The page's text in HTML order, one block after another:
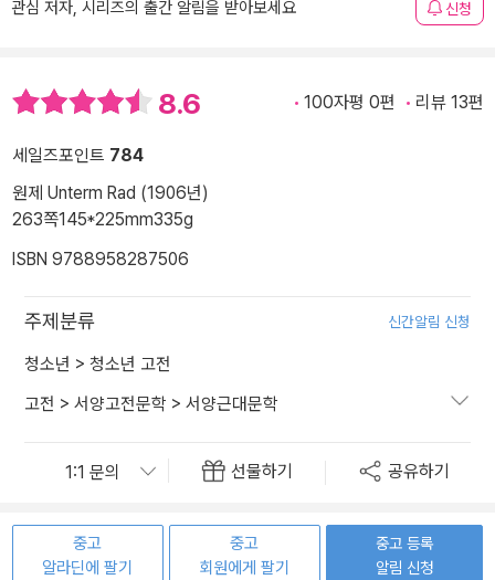
관심 저자, 시리즈의 출간 알림을 받아보세요 신청
8.6 100자평 0편 리뷰 13편
세일즈포인트 784
원제 Unterm Rad (1906년)
263쪽145*225mm335g
ISBN 9788958287506
주제분류 신간알림 신청
청소년 > 청소년 고전
고전 > 서양고전문학 > 서양근대문학
선물하기 공유하기
중고
알라딘에 팔기
중고
회원에게 팔기
중고 등록
알림 신청